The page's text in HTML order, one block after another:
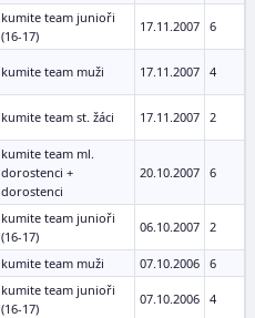
kumite team junioři
(16-17)
17.11.2007 6
kumite team muži 17.11.2007 4
kumite team st. žáci 17.11.2007 2
kumite team ml.
dorostenci +
dorostenci
20.10.2007 6
kumite team junioři
(16-17)
06.10.2007 2
kumite team muži 07.10.2006 6
kumite team junioři
(16-17)
07.10.2006 4